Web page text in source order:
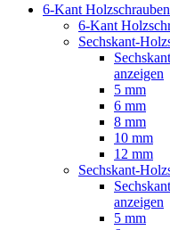
6-Kant Holzschrauben
6-Kant
Sechskant-
anzeigen
5 mm
6 mm
8 mm
10 mm
12 mm
Sechskant-
anzeigen
5 mm